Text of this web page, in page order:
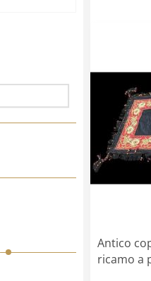
Antico
ricamo a